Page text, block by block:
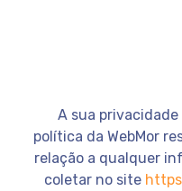
A sua
política da WebMor
relação a qualquer
coletar no site